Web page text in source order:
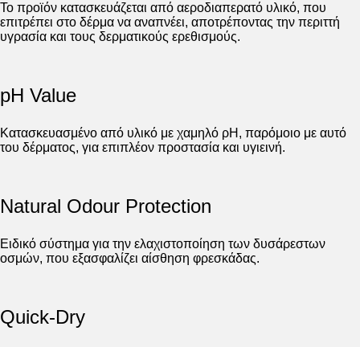
Το προϊόν κατασκευάζεται από αεροδιαπερατό υλικό, που
επιτρέπει στο δέρμα να αναπνέει, αποτρέποντας την περιττή
υγρασία και τους δερματικούς ερεθισμούς.
pH Value
Κατασκευασμένο από υλικό με χαμηλό ρΗ, παρόμοιο με αυτό
του δέρματος, για επιπλέον προστασία και υγιεινή.
Natural Odour Protection
Ειδικό σύστημα για την ελαχιστοποίηση των δυσάρεστων
οσμών, που εξασφαλίζει αίσθηση φρεσκάδας.
Quick-Dry